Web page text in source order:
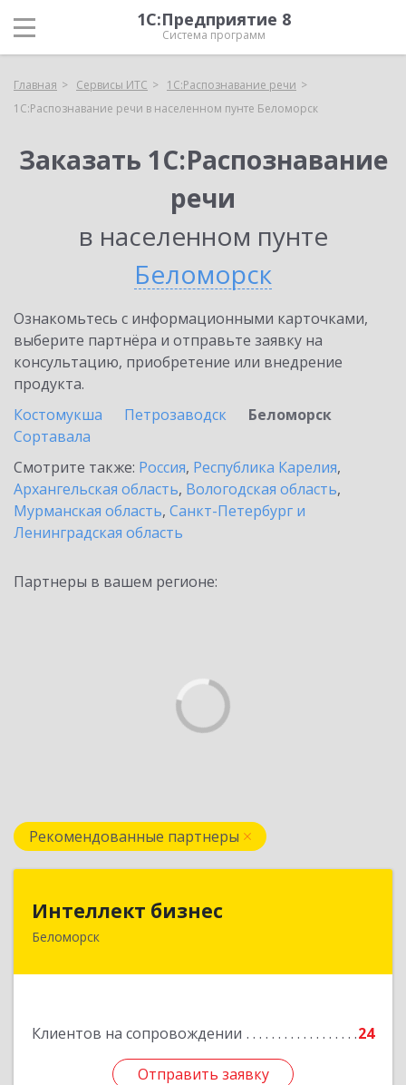
1С:Предприятие 8
Система программ
Главная Сервисы ИТС
1С:Распознавание речи
1С:Распознавание речи в населенном пунте Беломорск
Заказать 1С:Распознавание
речи
в населенном пунте
Беломорск
Ознакомьтесь с информационными карточками,
выберите партнёра и отправьте заявку на
консультацию, приобретение или внедрение
продукта.
Костомукша
Петрозаводск
Беломорск
Сортавала
Смотрите также: Россия, Республика Карелия,
Архангельская область, Вологодская область,
Мурманская область, Санкт-Петербург и
Ленинградская область
Партнеры в вашем регионе:
Рекомендованные партнеры
Интеллект бизнес
Беломорск
Клиентов на сопровождении 24
Отправить заявку
Отправить заявку